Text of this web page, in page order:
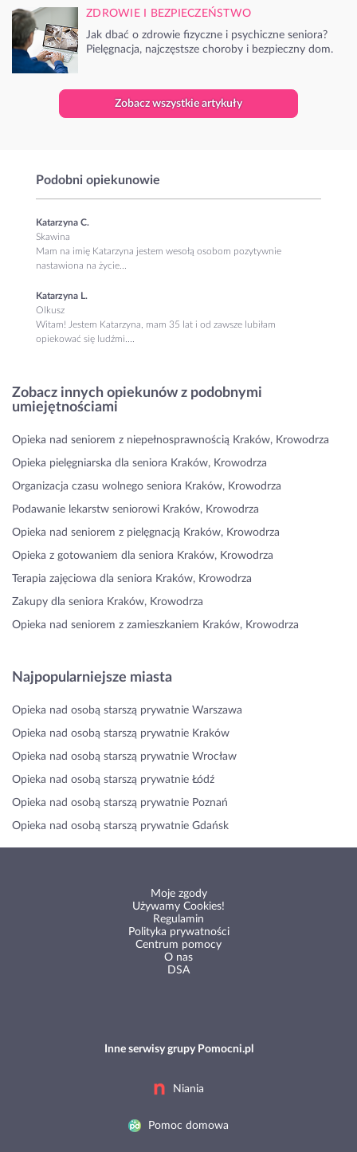
ZDROWIE I BEZPIECZEŃSTWO
Jak dbać o zdrowie fizyczne i psychiczne seniora?
Pielęgnacja, najczęstsze choroby i bezpieczny dom.
Zobacz wszystkie artykuły
Podobni opiekunowie
Katarzyna C.
Skawina
Mam na imię Katarzyna jestem wesołą osobom pozytywnie
nastawiona na życie...
Katarzyna L.
Olkusz
Witam! Jestem Katarzyna, mam 35 lat i od zawsze lubiłam
opiekować się ludźmi....
Zobacz innych opiekunów z podobnymi
umiejętnościami
Opieka nad seniorem z niepełnosprawnością Kraków, Krowodrza
Opieka pielęgniarska dla seniora Kraków, Krowodrza
Organizacja czasu wolnego seniora Kraków, Krowodrza
Podawanie lekarstw seniorowi Kraków, Krowodrza
Opieka nad seniorem z pielęgnacją Kraków, Krowodrza
Opieka z gotowaniem dla seniora Kraków, Krowodrza
Terapia zajęciowa dla seniora Kraków, Krowodrza
Zakupy dla seniora Kraków, Krowodrza
Opieka nad seniorem z zamieszkaniem Kraków, Krowodrza
Najpopularniejsze miasta
Opieka nad osobą starszą prywatnie Warszawa
Opieka nad osobą starszą prywatnie Kraków
Opieka nad osobą starszą prywatnie Wrocław
Opieka nad osobą starszą prywatnie Łódź
Opieka nad osobą starszą prywatnie Poznań
Opieka nad osobą starszą prywatnie Gdańsk
Moje zgody
Używamy Cookies!
Regulamin
Polityka prywatności
Centrum pomocy
O nas
DSA
Inne serwisy grupy Pomocni.pl
Niania
Pomoc domowa